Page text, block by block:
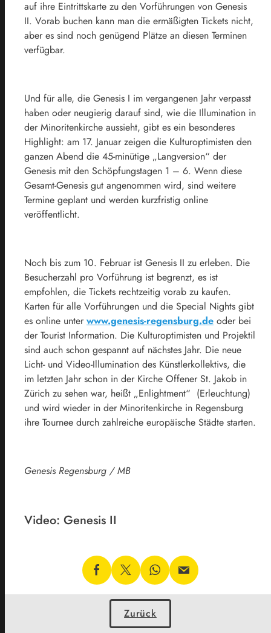
auf ihre Eintrittskarte zu den Vorführungen von Genesis
II. Vorab buchen kann man die ermäßigten Tickets nicht,
aber es sind noch genügend Plätze an diesen Terminen
verfügbar.
Und für alle, die Genesis I im vergangenen Jahr verpasst
haben oder neugierig darauf sind, wie die Illumination in
der Minoritenkirche aussieht, gibt es ein besonderes
Highlight: am 17. Januar zeigen die Kulturoptimisten den
ganzen Abend die 45-minütige „Langversion“ der
Genesis mit den Schöpfungstagen 1 – 6. Wenn diese
Gesamt-Genesis gut angenommen wird, sind weitere
Termine geplant und werden kurzfristig online
veröffentlicht.
Noch bis zum 10. Februar ist Genesis II zu erleben. Die
Besucherzahl pro Vorführung ist begrenzt, es ist
empfohlen, die Tickets rechtzeitig vorab zu kaufen.
Karten für alle Vorführungen und die Special Nights gibt
es online unter www.genesis-regensburg.de oder bei
der Tourist Information. Die Kulturoptimisten und Projektil
sind auch schon gespannt auf nächstes Jahr. Die neue
Licht- und Video-Illumination des Künstlerkollektivs, die
im letzten Jahr schon in der Kirche Offener St. Jakob in
Zürich zu sehen war, heißt „Enlightment“ (Erleuchtung)
und wird wieder in der Minoritenkirche in Regensburg
ihre Tournee durch zahlreiche europäische Städte starten.
Genesis Regensburg / MB
Video: Genesis II
Zurück